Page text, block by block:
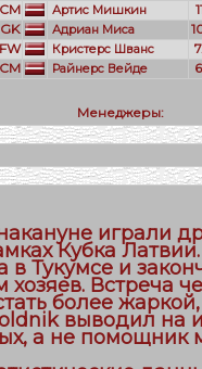
CM Артис Мишкин
GK Адриан Миса
FW Кристерс Шванс
CM Райнерс Вейде
Менеджеры:
играли
Кубка
в Тукумсе и
хозяев. Встреча
более жаркой,
выводил на
а не помощник